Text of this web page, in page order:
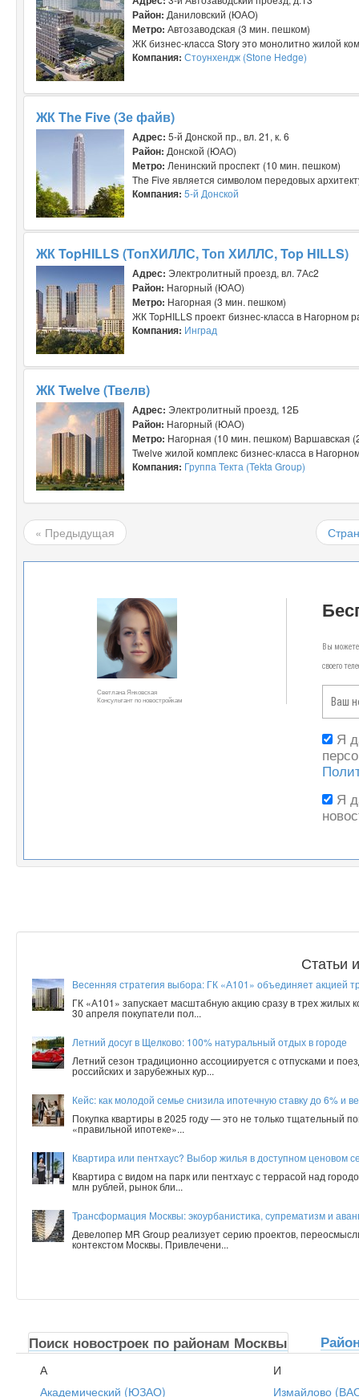
Район: Даниловский (ЮАО)
Метро: Автозаводская (3 мин. пешком)
ЖК бизнес-класса Story это монолитно жилой
Компания: Стоунхендж (Stone Hedge)
ЖК The Five (Зе файв)
Адрес: 5-й Донской пр., вл. 21, к. 6
Район: Донской (ЮАО)
Метро: Ленинский проспект (10 мин. пешком)
The Five является символом передовых
Компания: 5-й Донской
ЖК TopHILLS (ТопХИЛЛС, Топ ХИЛЛС, Top HILLS)
Адрес: Электролитный проезд, вл. 7Ас2
Район: Нагорный (ЮАО)
Метро: Нагорная (3 мин. пешком)
ЖК TopHILLS проект бизнес-класса в Нагорном
Компания: Инград
ЖК Twelve (Твелв)
Адрес: Электролитный проезд, 12Б
Район: Нагорный (ЮАО)
Метро: Нагорная (10 мин. пешком) Варшавская
Twelve жилой комплекс бизнес-класса в
Компания: Группа Текта (Tekta Group)
« Предыдущая
Светлана Янковская
Консультант по новостройкам
Вы
своего
Я
Я
Статьи
Весенняя стратегия выбора: ГК «А101» объединяет акцией
ГК «А101» запускает масштабную акцию сразу в трех
30 апреля покупатели пол...
Летний досуг в Щелково: 100% натуральный отдых в городе
Летний сезон традиционно ассоциируется с отпусками и
российских и зарубежных кур...
Кейс: как молодой семье снизила ипотечную ставку до 6% и
Покупка квартиры в 2025 году — это не только тщательный
«правильной ипотеке»...
Квартира или пентхаус? Выбор жилья в доступном ценовом
Квартира с видом на парк или пентхаус с террасой над
млн рублей, рынок бли...
Трансформация Москвы: экоурбанистика, супрематизм и
Девелопер MR Group реализует серию проектов,
контекстом Москвы. Привлечени...
Поиск новостроек по районам Москвы
А
Академический (ЮЗАО)
И
Измайлово